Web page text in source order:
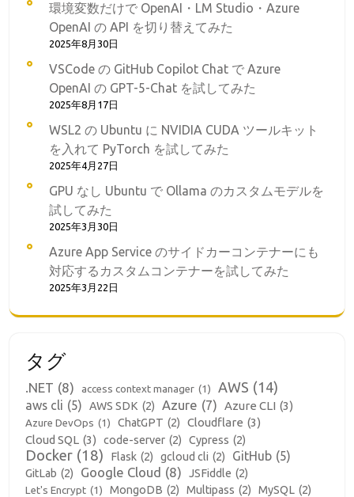
環境変数だけで OpenAI・LM Studio・Azure
OpenAI の API を切り替えてみた
2025年8月30日
VSCode の GitHub Copilot Chat で Azure
OpenAI の GPT-5-Chat を試してみた
2025年8月17日
WSL2 の Ubuntu に NVIDIA CUDA ツールキット
を入れて PyTorch を試してみた
2025年4月27日
GPU なし Ubuntu で Ollama のカスタムモデルを
試してみた
2025年3月30日
Azure App Service のサイドカーコンテナーにも
対応するカスタムコンテナーを試してみた
2025年3月22日
タグ
.NET (8) access context manager (1) AWS (14)
aws cli (5) AWS SDK (2) Azure (7) Azure CLI (3)
Azure DevOps (1) ChatGPT (2) Cloudflare (3)
Cloud SQL (3) code-server (2) Cypress (2)
Docker (18) Flask (2) gcloud cli (2) GitHub (5)
GitLab (2) Google Cloud (8) JSFiddle (2)
Let's Encrypt (1) MongoDB (2) Multipass (2) MySQL (2)